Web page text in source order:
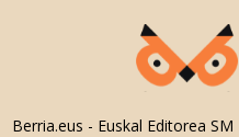
Berria.eus - Euskal Editorea SM